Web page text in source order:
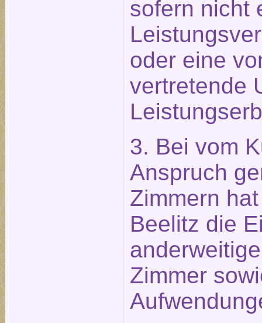
sofern nicht
oder eine
vertretende
3. Bei vom
Anspruch
Zimmern
Beelitz die
Zimmer